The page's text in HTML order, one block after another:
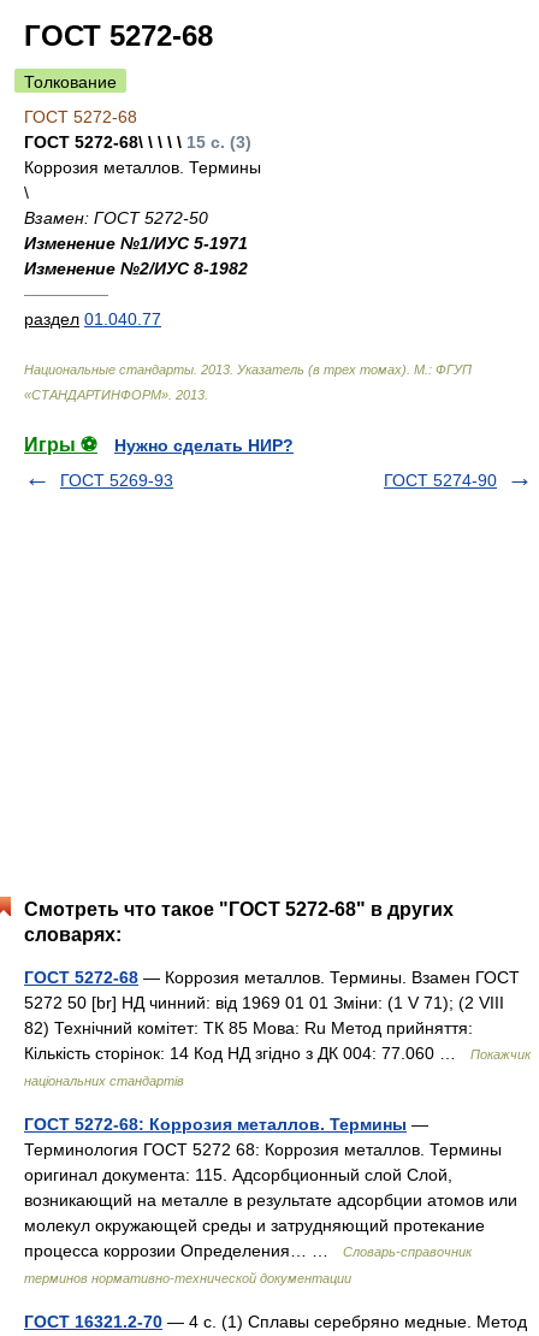
ГОСТ 5272-68
Толкование
ГОСТ 5272-68
ГОСТ 5272-68\ \ \ \ \ 15 с. (3)
Коррозия металлов. Термины
\
Взамен: ГОСТ 5272-50
Изменение №1/ИУС 5-1971
Изменение №2/ИУС 8-1982
—————
раздел 01.040.77
Национальные стандарты. 2013. Указатель (в трех томах). М.: ФГУП
«СТАНДАРТИНФОРМ» 2013
Игры ⚽
Нужно сделать НИР?
ГОСТ 5269-93
ГОСТ 5274-90
Смотреть что такое "ГОСТ 5272-68" в других
словарях:
ГОСТ 5272-68 — Коррозия металлов. Термины. Взамен ГОСТ
5272 50 [br] НД чинний: від 1969 01 01 Зміни: (1 V 71); (2 VIII
82) Технічний комітет: ТК 85 Мова: Ru Метод прийняття:
Кількість сторінок: 14 Код НД згідно з ДК 004: 77.060 …
Покажчик
національних стандартів
ГОСТ 5272-68: Коррозия металлов. Термины —
Терминология ГОСТ 5272 68: Коррозия металлов. Термины
оригинал документа: 115. Адсорбционный слой Слой,
возникающий на металле в результате адсорбции атомов или
молекул окружающей среды и затрудняющий протекание
процесса коррозии Определения… …
Словарь-справочник
терминов нормативно-технической документации
ГОСТ 16321.2-70 — 4 с. (1) Сплавы серебряно медные. Метод